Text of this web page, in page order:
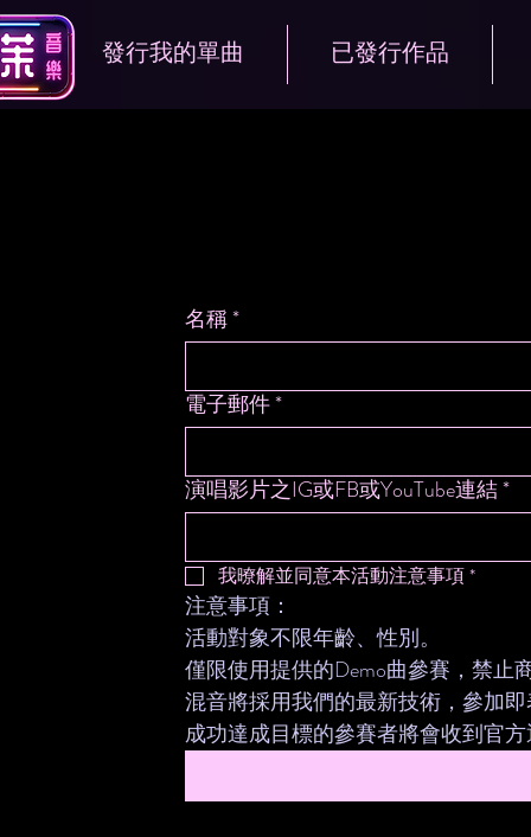
發行我的單曲 已發行作品
名稱*
電子郵件*
演唱影片之IG或FB或YouTube連結*
我暸解並同意本活動注意事項*
活動對象不限年齡、性別。
僅限使用提供的Demo曲參賽，禁止
混音將採用我們的最新技術，參加
成功達成目標的參賽者將會收到官